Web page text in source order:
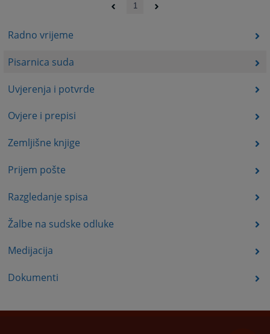
Radno vrijeme
Pisarnica suda
Uvjerenja i potvrde
Ovjere i prepisi
Zemljišne knjige
Prijem pošte
Razgledanje spisa
Žalbe na sudske odluke
Medijacija
Dokumenti
1